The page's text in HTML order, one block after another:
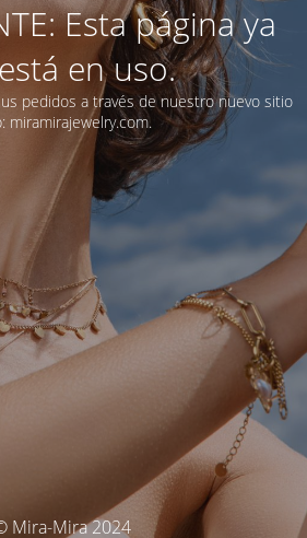
Esta página ya
en uso.
pedidos a través de nuestro nuevo sitio
miramirajewelry.com.
Mira-Mira 2024